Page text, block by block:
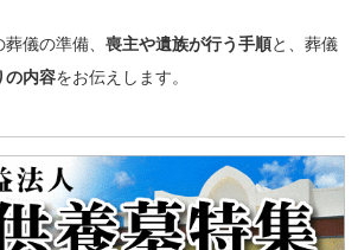
葬儀の準備、喪主や遺族が行う手順と、葬儀
の内容をお伝えします。